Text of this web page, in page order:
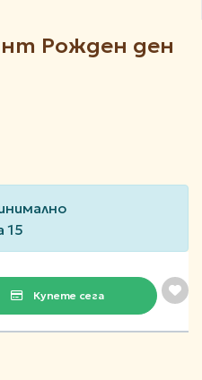
Рожден ден
15
Купете сега